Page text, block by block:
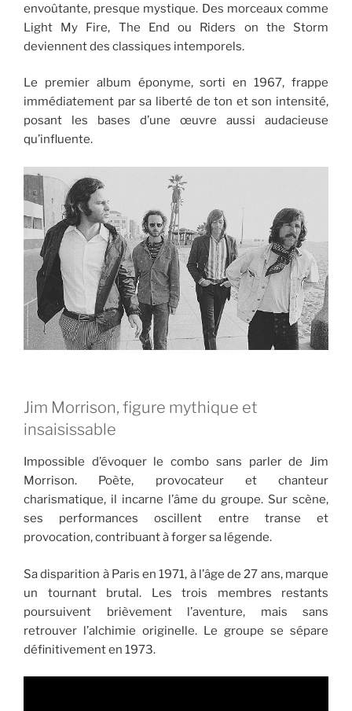
envoûtante, presque mystique. Des morceaux comme
Light My Fire, The End ou Riders on the Storm
deviennent des classiques intemporels.
Le premier album éponyme, sorti en 1967, frappe
immédiatement par sa liberté de ton et son intensité,
posant les bases d’une œuvre aussi audacieuse
qu’influente.
Jim Morrison, figure mythique et
insaisissable
Impossible d’évoquer le combo sans parler de Jim
Morrison. Poète, provocateur et chanteur
charismatique, il incarne l’âme du groupe. Sur scène,
ses performances oscillent entre transe et
provocation, contribuant à forger sa légende.
Sa disparition à Paris en 1971, à l’âge de 27 ans, marque
un tournant brutal. Les trois membres restants
poursuivent brièvement l’aventure, mais sans
retrouver l’alchimie originelle. Le groupe se sépare
définitivement en 1973.